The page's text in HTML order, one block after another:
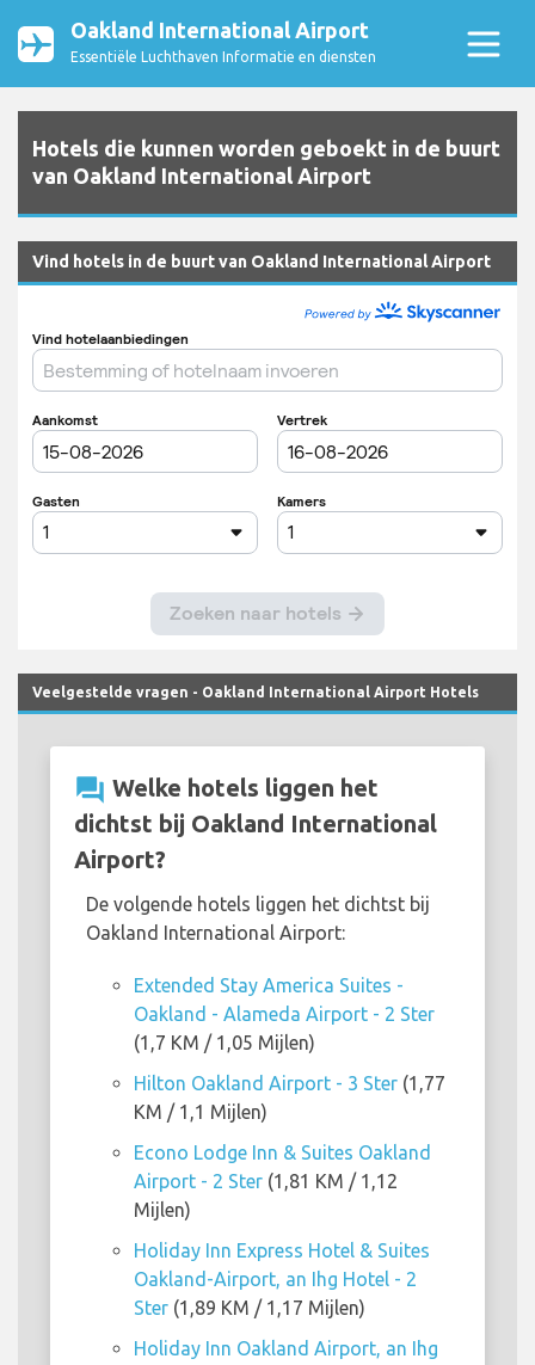
Oakland International Airport
Essentiële Luchthaven Informatie en diensten
Hotels die kunnen worden geboekt in de buurt
van Oakland International Airport
Vind hotels in de buurt van Oakland International Airport
Veelgestelde vragen - Oakland International Airport Hotels
question_answer Welke hotels liggen het
dichtst bij Oakland International
Airport?
De volgende hotels liggen het dichtst bij
Oakland International Airport:
Extended Stay America Suites -
Oakland - Alameda Airport - 2 Ster
(1,7 KM / 1,05 Mijlen)
Hilton Oakland Airport - 3 Ster (1,77
KM / 1,1 Mijlen)
Econo Lodge Inn & Suites Oakland
Airport - 2 Ster (1,81 KM / 1,12
Mijlen)
Holiday Inn Express Hotel & Suites
Oakland-Airport, an Ihg Hotel - 2
Ster (1,89 KM / 1,17 Mijlen)
Holiday Inn Oakland Airport, an Ihg